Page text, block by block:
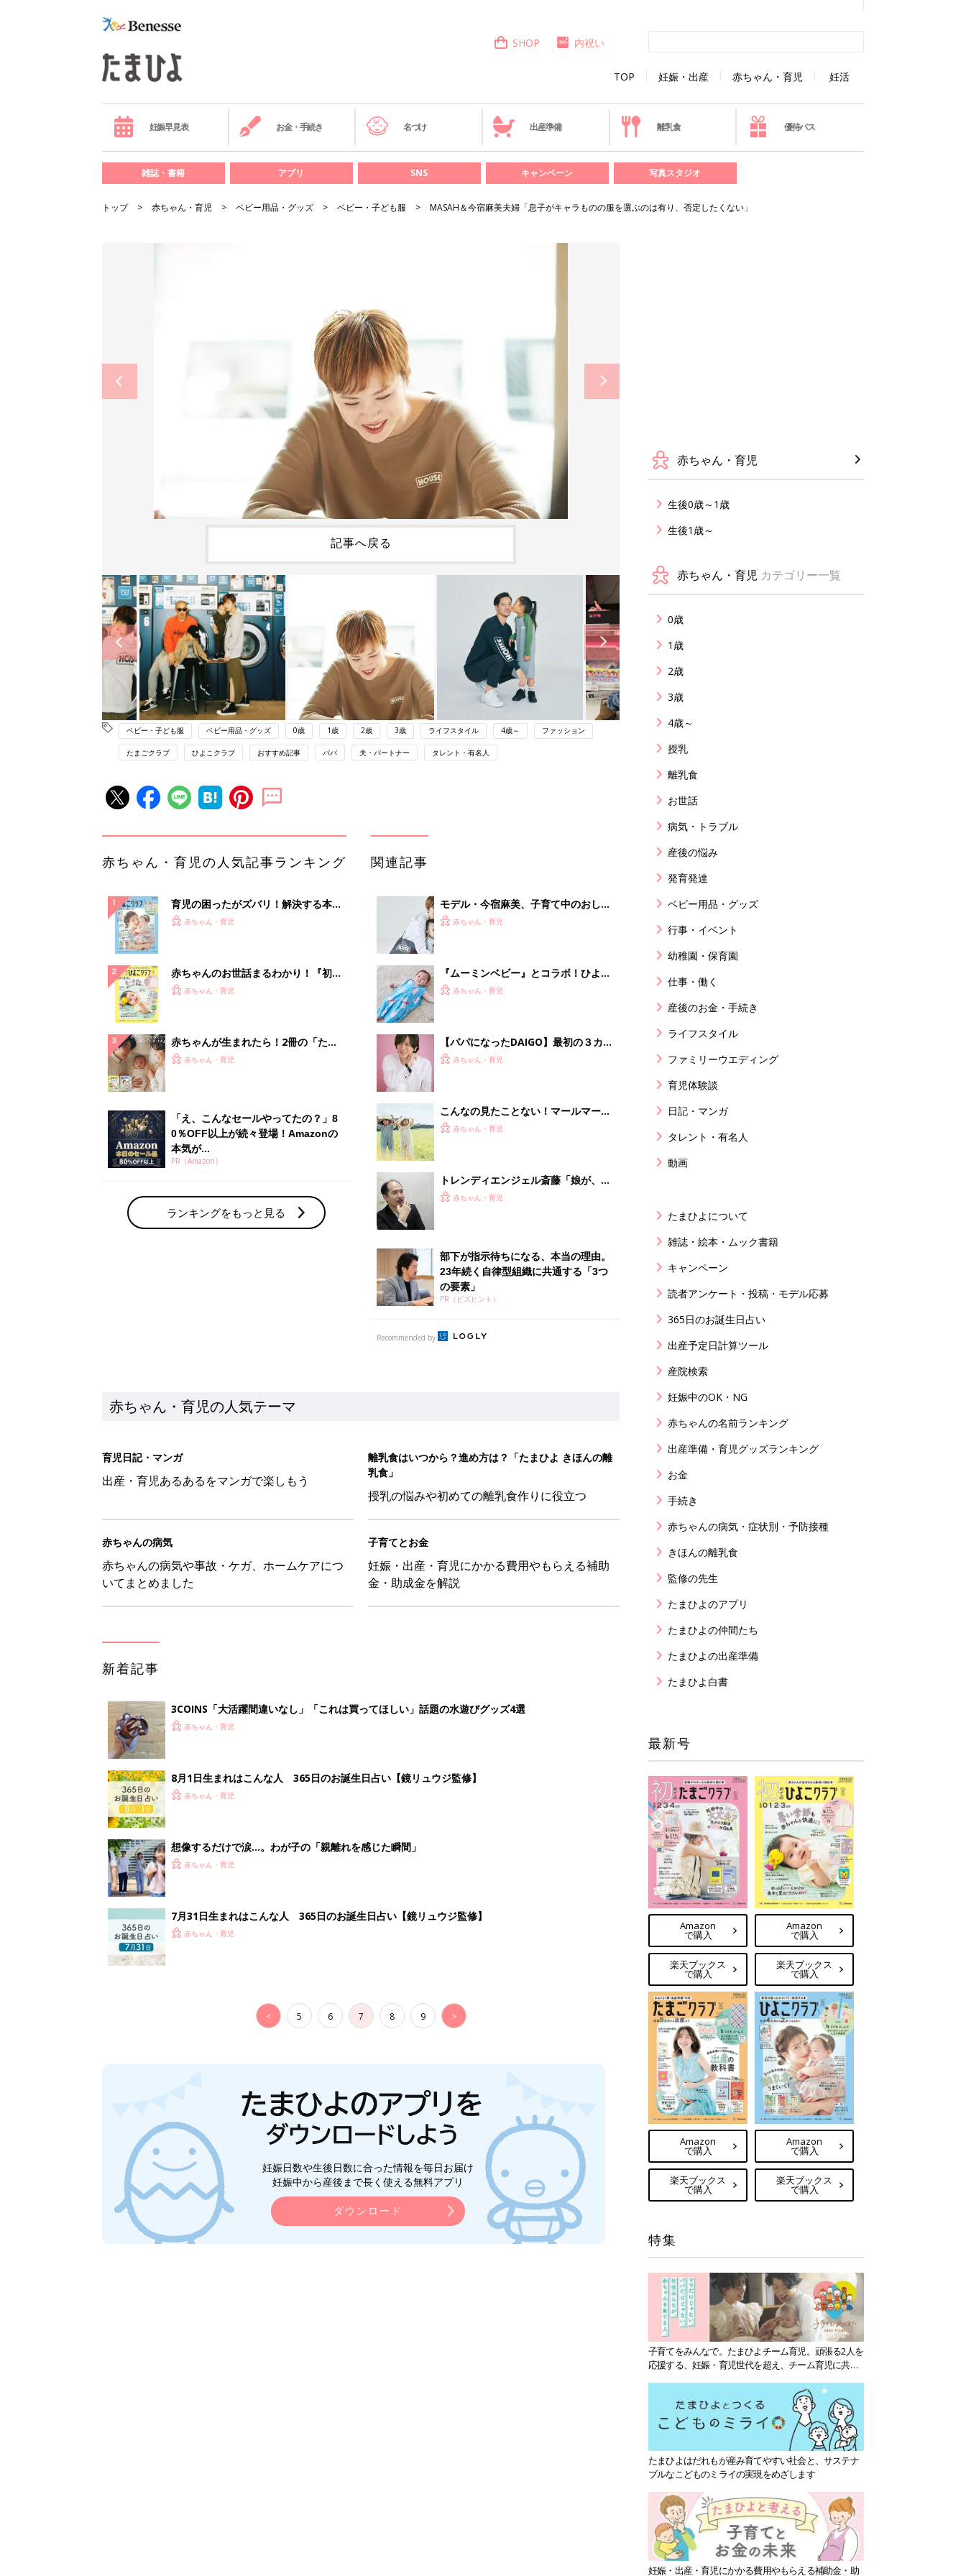
TOP 妊娠・出産 赤ちゃん・育児 妊活
SHOP 内祝い
妊娠早見表 お金・手続き 名づけ 出産準備 離乳食 優待パス
雑誌・書籍 アプリ SNS キャンペーン 写真スタジオ
トップ 赤ちゃん・育児 ベビー用品・グッズ ベビー・子ども服 MASAH＆今宿麻美夫婦「息子がキャラものの服を選ぶのは有り、否定したくない」
記事へ戻る
ベビー・子ども服 ベビー用品・グッズ 0歳 1歳 2歳 3歳 ライフスタイル 4歳～ ファッション
たまごクラブ ひよこクラブ おすすめ記事 パパ 夫・パートナー タレント・有名人
赤ちゃん・育児の人気記事ランキング
育児の困ったがズバリ！解決する本
『ひよこクラブ 夏号』 4カ月～2才
赤ちゃん・育児
赤ちゃんのお世話まるわかり！『初め
てのひよこクラブ 夏号』〈巻頭大特
解決テク
赤ちゃん・育児
赤ちゃんが生まれたら！2冊の「たま
ひよ」
赤ちゃん・育児
「え、こんなセールやってたの？」8
0％OFF以上が続々登場！Amazonの
本気が...
PR（Amazon）
ランキングをもっと見る
関連記事
モデル・今宿麻美、子育て中のおしゃ
れは「動きやすさとシルエット」
赤ちゃん・育児
『ムーミンベビー』とコラボ！ひよこ
クラブ11月号を買えば「あったかフリ
赤ちゃん・育児
【パパになったDAIGO】最初の３カ月
は睡眠不足。自分も頑張るつもりが大
赤ちゃん・育児
こんなの見たことない！マールマール
のプレイウェアがデビュー♪どろんこ
赤ちゃん・育児
トレンディエンジェル斎藤「娘が、薄
毛男性に『パパ！パパ！』って連呼し
赤ちゃん・育児
部下が指示待ちになる、本当の理由。
23年続く自律型組織に共通する「3つ
の要素」
PR（ビズヒント）
Recommended by
赤ちゃん・育児の人気テーマ
育児日記・マンガ
出産・育児あるあるをマンガで楽しもう
離乳食はいつから？進め方は？「たまひよ きほんの離
乳食」
授乳の悩みや初めての離乳食作りに役立つ
赤ちゃんの病気
赤ちゃんの病気や事故・ケガ、ホームケアにつ
いてまとめました
子育てとお金
妊娠・出産・育児にかかる費用やもらえる補助
金・助成金を解説
新着記事
3COINS「大活躍間違いなし」「これは買ってほしい」話題の水遊びグッズ4選
赤ちゃん・育児
8月1日生まれはこんな人 365日のお誕生日占い【鏡リュウジ監修】
赤ちゃん・育児
想像するだけで涙…。わが子の「親離れを感じた瞬間」
赤ちゃん・育児
7月31日生まれはこんな人 365日のお誕生日占い【鏡リュウジ監修】
赤ちゃん・育児
< 5 6 7 8 9 >
妊娠日数や生後日数に合った情報を毎日お届け
妊娠中から産後まで長く使える無料アプリ
ダウンロード
赤ちゃん・育児
生後0歳～1歳
生後1歳～
赤ちゃん・育児 カテゴリー一覧
0歳
1歳
2歳
3歳
4歳～
授乳
離乳食
お世話
病気・トラブル
産後の悩み
発育発達
ベビー用品・グッズ
行事・イベント
幼稚園・保育園
仕事・働く
産後のお金・手続き
ライフスタイル
ファミリーウエディング
育児体験談
日記・マンガ
タレント・有名人
動画
たまひよについて
雑誌・絵本・ムック書籍
キャンペーン
読者アンケート・投稿・モデル応募
365日のお誕生日占い
出産予定日計算ツール
産院検索
妊娠中のOK・NG
赤ちゃんの名前ランキング
出産準備・育児グッズランキング
お金
手続き
赤ちゃんの病気・症状別・予防接種
きほんの離乳食
監修の先生
たまひよのアプリ
たまひよの仲間たち
たまひよの出産準備
たまひよ白書
最新号
Amazon
で購入
楽天ブックス
で購入
Amazon
で購入
楽天ブックス
で購入
Amazon
で購入
楽天ブックス
で購入
Amazon
で購入
楽天ブックス
で購入
特集
子育てをみんなで。たまひよチーム育児。頑張る2人を
応援する、妊娠・育児世代を超え、チーム育児に共感
たまひよはだれもが産み育てやすい社会と、サステナ
ブルなこどものミライの実現をめざします
妊娠・出産・育児にかかる費用やもらえる補助金・助